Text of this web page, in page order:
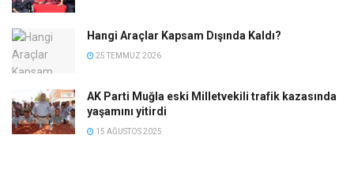
Hangi Araçlar Kapsam Dışında Kaldı?
25 TEMMUZ 2026
AK Parti Muğla eski Milletvekili trafik kazasında
yaşamını yitirdi
15 AĞUSTOS 2025